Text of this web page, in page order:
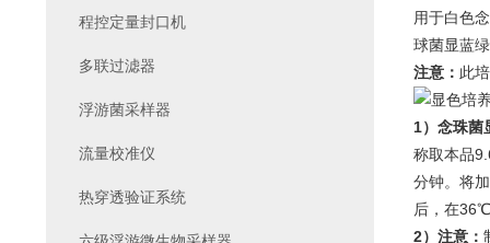
用于白色
球菌显蓝
注意： 此
1）念珠菌
称取本品
分钟。将
后，在
2）注意：
程控定量封口机
多联过滤器
浮游菌采样器
流量校准仪
热穿透验证系统